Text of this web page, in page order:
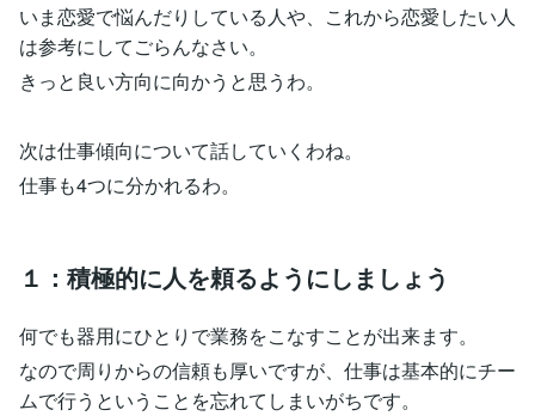
いま恋愛で悩んだりしている人や、これから恋愛したい人
は参考にしてごらんなさい。
きっと良い方向に向かうと思うわ。
次は仕事傾向について話していくわね。
仕事も4つに分かれるわ。
１：積極的に人を頼るようにしましょう
何でも器用にひとりで業務をこなすことが出来ます。
なので周りからの信頼も厚いですが、仕事は基本的にチー
ムで行うということを忘れてしまいがちです。